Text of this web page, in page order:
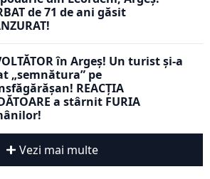
de 71 de ani găsit
în Argeș! Un turist și-a
„semnătura” pe
REACȚIA
a stârnit FURIA
Vezi mai multe